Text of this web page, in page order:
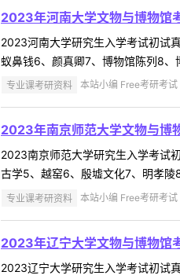
2023年河南大学文物与博物馆
2023河南大学研究生入学考试初试
蚁鼻钱6、颜真卿7、博物馆陈列8
专业课考研资料 本站小编 Free考研考
2023年南京师范大学文物与博
2023南京师范大学研究生入学考试
古学5、越窑6、殷墟文化7、明孝
专业课考研资料 本站小编 Free考研考
2023年辽宁大学文物与博物馆
2023辽宁大学研究生入学考试初试